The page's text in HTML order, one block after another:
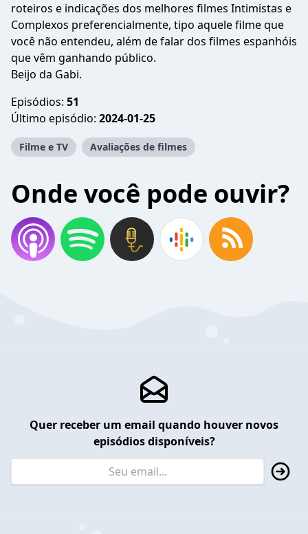
roteiros e indicações dos melhores filmes Intimistas e
Complexos preferencialmente, tipo aquele filme que
você não entendeu, além de falar dos filmes espanhóis
que vêm ganhando público.
Beijo da Gabi.
Episódios: 51
Último episódio: 2024-01-25
Filme e TV Avaliações de filmes
Onde você pode ouvir?
Quer receber um email quando houver novos
episódios disponíveis?